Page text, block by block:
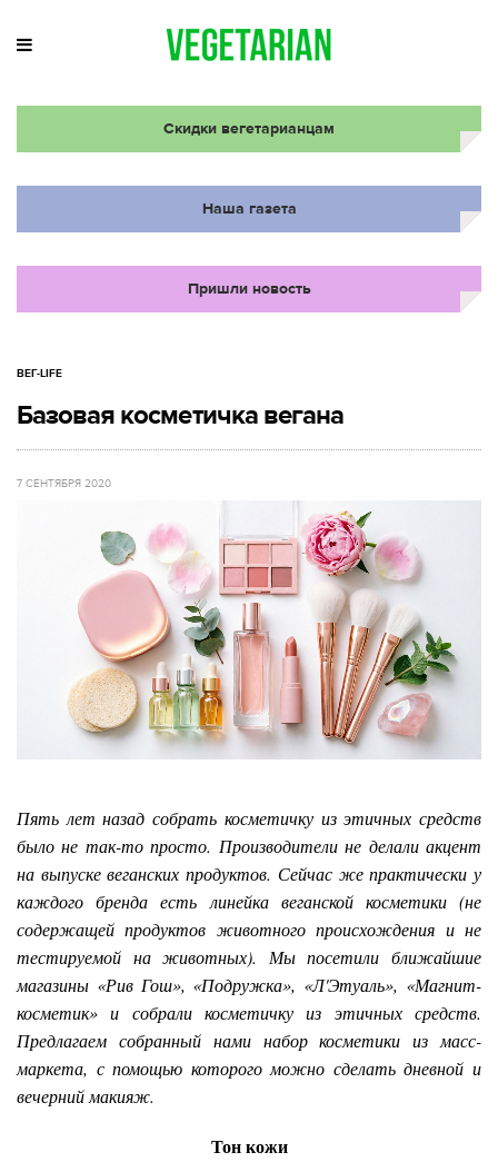
Скидки вегетарианцам
Наша газета
Пришли новость
ВЕГ-LIFE
Базовая косметичка вегана
7 СЕНТЯБРЯ 2020
Пять лет назад собрать косметичку из этичных средств
было не так-то просто. Производители не делали акцент
на выпуске веганских продуктов. Сейчас же практически у
каждого бренда есть линейка веганской косметики (не
содержащей продуктов животного происхождения и не
тестируемой на животных). Мы посетили ближайшие
магазины «Рив Гош», «Подружка», «Л'Этуаль», «Магнит-
косметик» и собрали косметичку из этичных средств.
Предлагаем собранный нами набор косметики из масс-
маркета, с помощью которого можно сделать дневной и
вечерний макияж.
Тон кожи